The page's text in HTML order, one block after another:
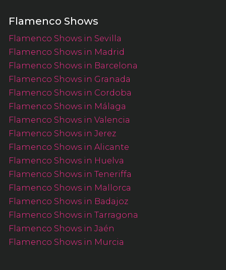
Flamenco Shows
Flamenco Shows in Sevilla
Flamenco Shows in Madrid
Flamenco Shows in Barcelona
Flamenco Shows in Granada
Flamenco Shows in Cordoba
Flamenco Shows in Málaga
Flamenco Shows in Valencia
Flamenco Shows in Jerez
Flamenco Shows in Alicante
Flamenco Shows in Huelva
Flamenco Shows in Teneriffa
Flamenco Shows in Mallorca
Flamenco Shows in Badajoz
Flamenco Shows in Tarragona
Flamenco Shows in Jaén
Flamenco Shows in Murcia